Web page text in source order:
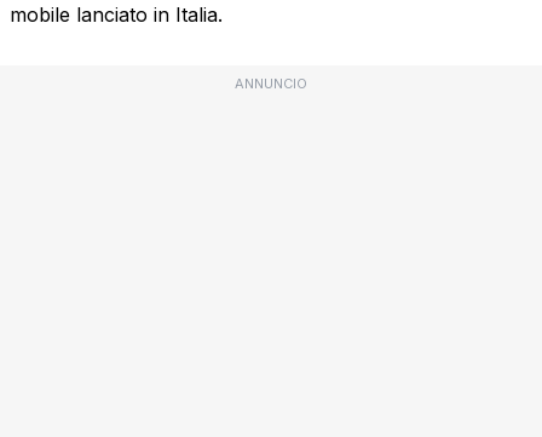
mobile lanciato in Italia.
ANNUNCIO